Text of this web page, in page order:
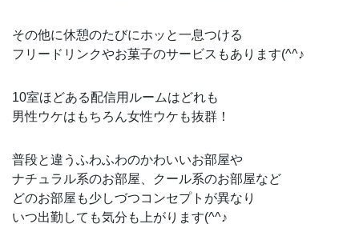
その他に休憩のたびにホッと一息つける
フリードリンクやお菓子のサービスもあります(^^♪
10室ほどある配信用ルームはどれも
男性ウケはもちろん女性ウケも抜群！
普段と違うふわふわのかわいいお部屋や
ナチュラル系のお部屋、クール系のお部屋など
どのお部屋も少しづつコンセプトが異なり
いつ出勤しても気分も上がります(^^♪